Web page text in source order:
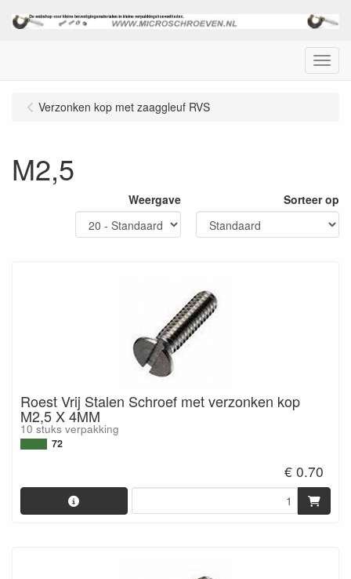
Menu
Verzonken kop met zaaggleuf RVS
M2,5
Weergave Sorteer op
Roest Vrij Stalen Schroef met verzonken kop
M2,5 X 4MM
10 stuks verpakking
72
€ 0.70